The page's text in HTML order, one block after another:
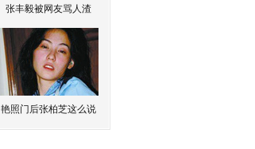
张丰毅被网友骂人渣
艳照门后张柏芝这么说